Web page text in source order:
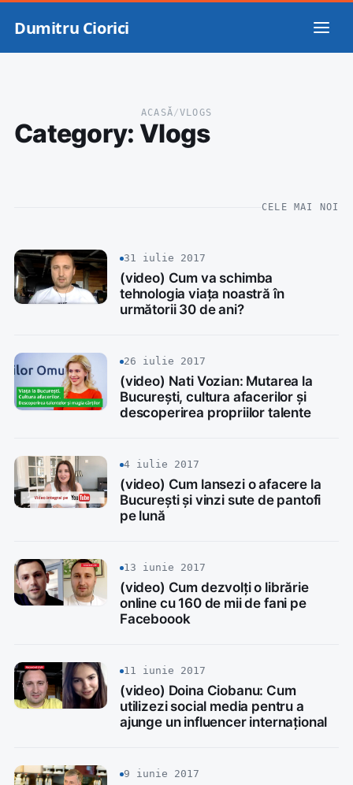
Dumitru Ciorici
ACASĂ/VLOGS
Category: Vlogs
CELE MAI NOI
31 iulie 2017
(video) Cum va schimba
tehnologia viața noastră în
următorii 30 de ani?
26 iulie 2017
(video) Nati Vozian: Mutarea la
București, cultura afacerilor și
descoperirea propriilor talente
4 iulie 2017
(video) Cum lansezi o afacere la
București și vinzi sute de pantofi
pe lună
13 iunie 2017
(video) Cum dezvolți o librărie
online cu 160 de mii de fani pe
Faceboook
11 iunie 2017
(video) Doina Ciobanu: Cum
utilizezi social media pentru a
ajunge un influencer internațional
9 iunie 2017